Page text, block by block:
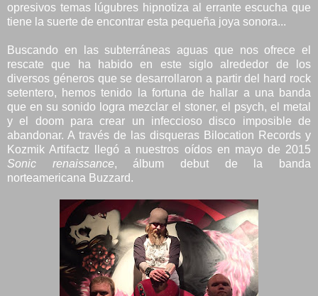
opresivos temas lúgubres hipnotiza al errante escucha que
tiene la suerte de encontrar esta pequeña joya sonora...
Buscando en las subterráneas aguas que nos ofrece el
rescate que ha habido en este siglo alrededor de los
diversos géneros que se desarrollaron a partir del hard rock
setentero, hemos tenido la fortuna de hallar a una banda
que en su sonido logra mezclar el stoner, el psych, el metal
y el doom para crear un infeccioso disco imposible de
abandonar. A través de las disqueras Bilocation Records y
Kozmik Artifactz llegó a nuestros oídos en mayo de 2015
Sonic renaissance, álbum debut de la banda
norteamericana Buzzard.